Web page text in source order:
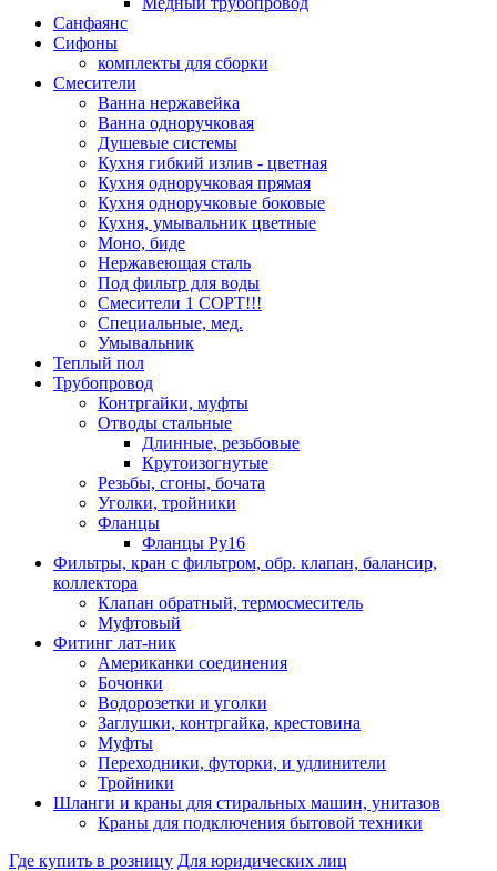
Санфаянс
Сифоны
комплекты для сборки
Смесители
Ванна нержавейка
Ванна одноручковая
Душевые системы
Кухня гибкий излив - цветная
Кухня одноручковая прямая
Кухня одноручковые боковые
Кухня, умывальник цветные
Моно, биде
Нержавеющая сталь
Под фильтр для воды
Смесители 1 СОРТ!!!
Специальные, мед.
Умывальник
Теплый пол
Трубопровод
Контргайки, муфты
Отводы стальные
Длинные, резьбовые
Крутоизогнутые
Резьбы, сгоны, бочата
Уголки, тройники
Фланцы
Фланцы Ру16
Фильтры, кран с фильтром, обр. клапан, балансир,
коллектора
Клапан обратный, термосмеситель
Муфтовый
Фитинг лат-ник
Американки соединения
Бочонки
Водорозетки и уголки
Заглушки, контргайка, крестовина
Муфты
Переходники, футорки, и удлинители
Тройники
Шланги и краны для стиральных машин, унитазов
Краны для подключения бытовой техники
Где купить в розницу Для юридических лиц